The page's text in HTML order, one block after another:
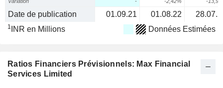
Date de publication 01.09.21 01.08.22
1 INR en Millions Données Estimées
Ratios Financiers Prévisionnels: Max Financial
Services Limited